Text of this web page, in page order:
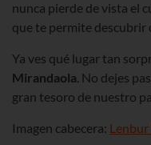
nunca pierde de vista el
que te permite descubrir
Ya ves qué lugar tan
Mirandaola. No dejes
gran tesoro de nuestro
Imagen cabecera: